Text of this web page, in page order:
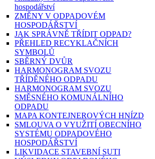
hospodářství
ZMĚNY V ODPADOVÉM
HOSPODÁŘSTVÍ
JAK SPRÁVNĚ TŘÍDIT ODPAD?
PŘEHLED RECYKLAČNÍCH
SYMBOLŮ
SBĚRNÝ DVŮR
HARMONOGRAM SVOZU
TŘÍDĚNÉHO ODPADU
HARMONOGRAM SVOZU
SMĚSNÉHO KOMUNÁLNÍHO
ODPADU
MAPA KONTEJNEROVÝCH HNÍZD
SMLOUVA O VYUŽITÍ OBECNÍHO
SYSTÉMU ODPADOVÉHO
HOSPODÁŘSTVÍ
LIKVIDACE STAVEBNÍ SUTI